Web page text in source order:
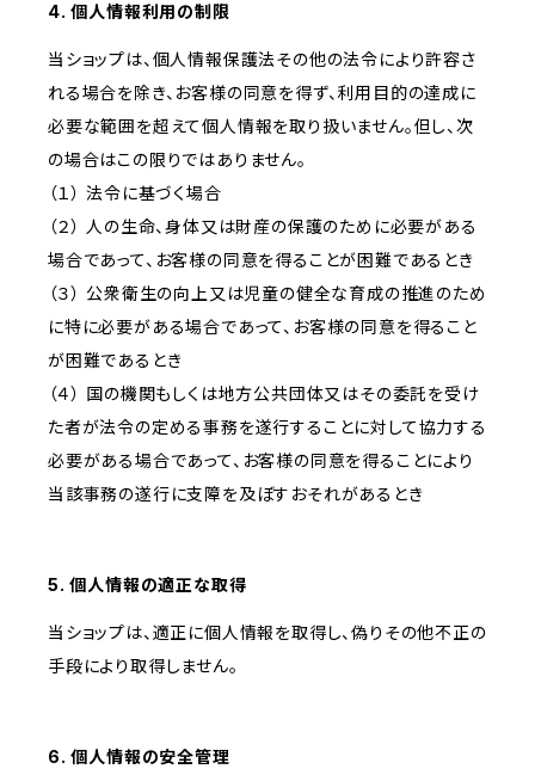
4. 個人情報利用の制限
当ショップは、個人情報保護法その他の法令により許容さ
れる場合を除き、お客様の同意を得ず、利用目的の達成に
必要な範囲を超えて個人情報を取り扱いません。但し、次
の場合はこの限りではありません。
（１） 法令に基づく場合
（２） 人の生命、身体又は財産の保護のために必要がある
場合であって、お客様の同意を得ることが困難であるとき
（３） 公衆衛生の向上又は児童の健全な育成の推進のため
に特に必要がある場合であって、お客様の同意を得ること
が困難であるとき
（４） 国の機関もしくは地方公共団体又はその委託を受け
た者が法令の定める事務を遂行することに対して協力する
必要がある場合であって、お客様の同意を得ることにより
当該事務の遂行に支障を及ぼすおそれがあるとき
5. 個人情報の適正な取得
当ショップは、適正に個人情報を取得し、偽りその他不正の
手段により取得しません。
6. 個人情報の安全管理